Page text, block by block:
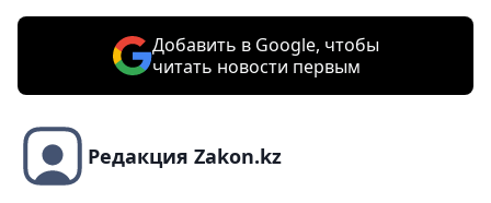
Добавить в Google, чтобы
читать новости первым
Редакция Zakon.kz